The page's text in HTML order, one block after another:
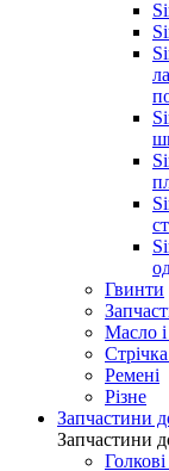
Гвинти
Масло
Ремені
Різне
Запчастини
Запчастини